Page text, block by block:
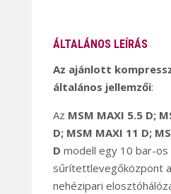
ÁLTALÁNOS LEÍRÁS
Az ajánlott
általános jellemzői:
Az MSM MAXI 5.5 D;
D; MSM MAXI 11 D;
D modell egy 10 bar-os
sűrítettlevegőközpont
nehézipari